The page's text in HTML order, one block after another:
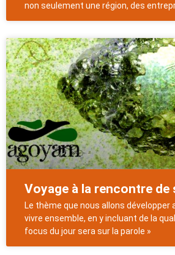
non seulement une région, des
Voyage à la rencontre de
Le thème que nous allons développer
vivre ensemble, en y incluant de la
focus du jour sera sur la parole »